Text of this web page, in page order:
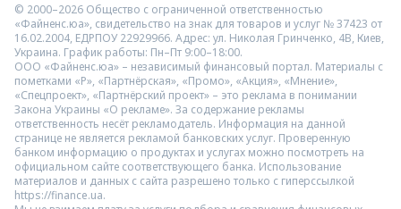
© 2000–2026 Общество с ограниченной ответственностью
«Файненс.юа», свидетельство на знак для товаров и услуг № 37423 от
16.02.2004, ЕДРПОУ 22929966. Адрес: ул. Николая Гринченко, 4В, Киев,
Украина. График работы: Пн–Пт 9:00–18:00.
ООО «Файненс.юа» – независимый финансовый портал. Материалы с
пометками «Р», «Партнёрская», «Промо», «Акция», «Мнение»,
«Спецпроект», «Партнёрский проект» – это реклама в понимании
Закона Украины «О рекламе». За содержание рекламы
ответственность несёт рекламодатель. Информация на данной
странице не является рекламой банковских услуг. Проверенную
банком информацию о продуктах и услугах можно посмотреть на
официальном сайте соответствующего банка. Использование
материалов и данных с сайта разрешено только с гиперссылкой
https://finance.ua.